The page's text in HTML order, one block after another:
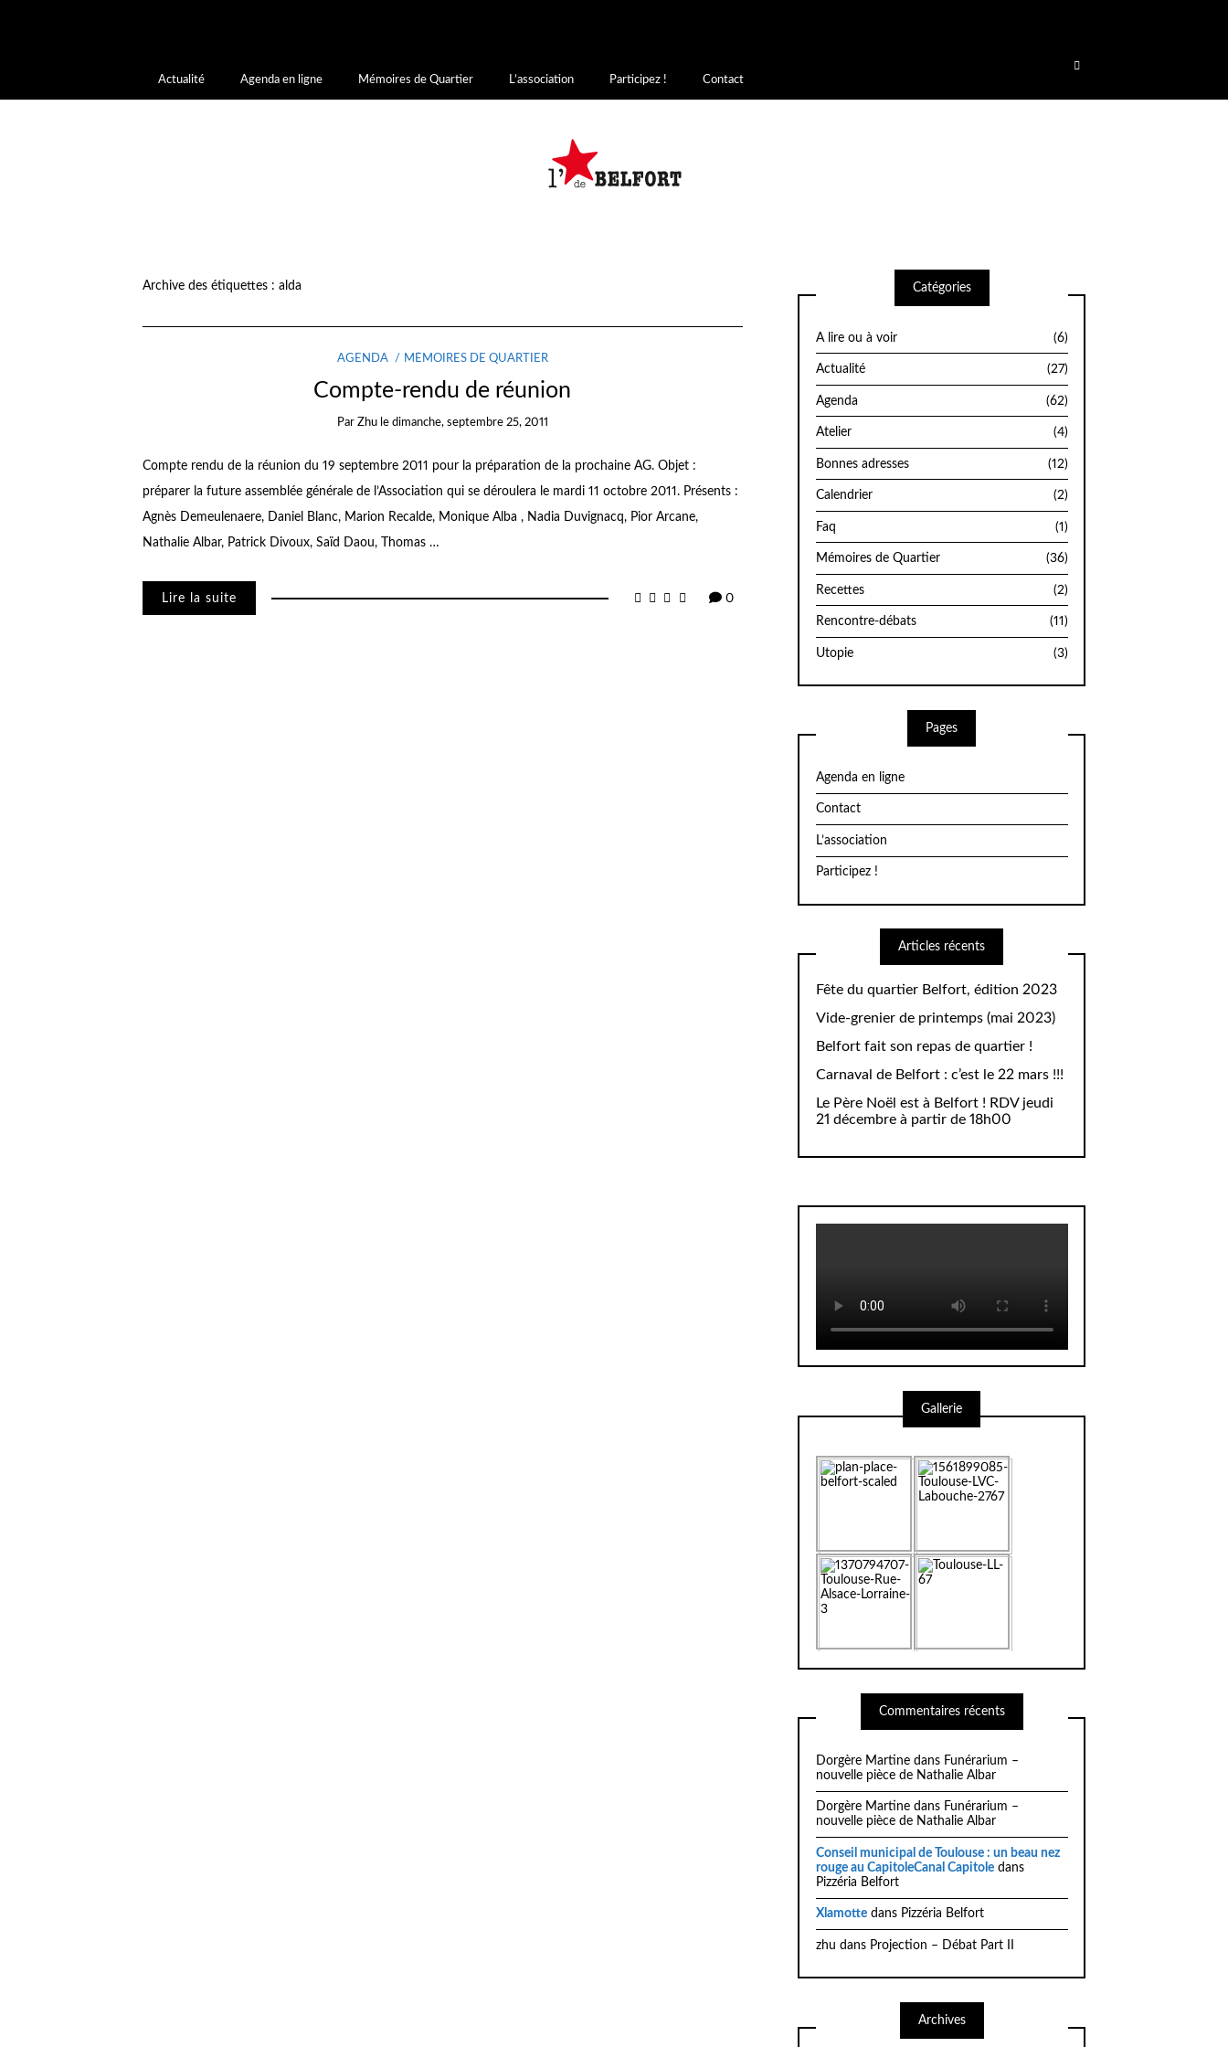
Actualité Agenda en ligne Mémoires de Quartier L’association Participez ! Contact
Archive des étiquettes : alda
AGENDA MÉMOIRES DE QUARTIER
Compte-rendu de réunion
Par Zhu le dimanche, septembre 25, 2011
Compte rendu de la réunion du 19 septembre 2011 pour la préparation de la prochaine AG. Objet :
préparer la future assemblée générale de l’Association qui se déroulera le mardi 11 octobre 2011. Présents :
Agnès Demeulenaere, Daniel Blanc, Marion Recalde, Monique Alba , Nadia Duvignacq, Pior Arcane,
Nathalie Albar, Patrick Divoux, Saïd Daou, Thomas …
Lire la suite 0
Catégories
A lire ou à voir (6)
Actualité (27)
Agenda (62)
Atelier (4)
Bonnes adresses (12)
Calendrier (2)
Faq (1)
Mémoires de Quartier (36)
Recettes (2)
Rencontre-débats (11)
Utopie (3)
Pages
Agenda en ligne
Contact
L’association
Participez !
Articles récents
Fête du quartier Belfort, édition 2023
Vide-grenier de printemps (mai 2023)
Belfort fait son repas de quartier !
Carnaval de Belfort : c’est le 22 mars !!!
Le Père Noël est à Belfort ! RDV jeudi
21 décembre à partir de 18h00
Gallerie
Commentaires récents
Dorgère Martinedans Funérarium –
nouvelle pièce de Nathalie Albar
Dorgère Martinedans Funérarium –
nouvelle pièce de Nathalie Albar
Conseil municipal de Toulouse : un beau nez
rouge au CapitoleCanal Capitoledans
Pizzéria Belfort
Xlamottedans Pizzéria Belfort
zhu dans Projection – Débat Part II
Archives